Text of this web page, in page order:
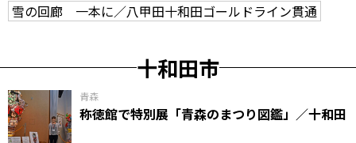
雪の回廊 一本に／八甲田十和田ゴールドライン貫通
十和田市
青森
称徳館で特別展「青森のまつり図鑑」／十和田